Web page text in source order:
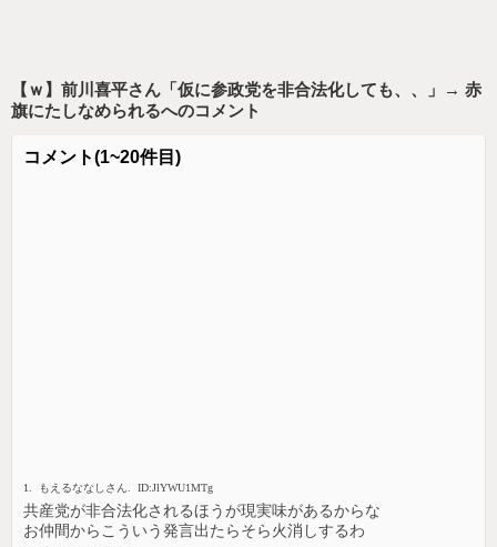
【ｗ】前川喜平さん「仮に参政党を非合法化しても、、」→ 赤
旗にたしなめられるへのコメント
コメント(1~20件目)
1. もえるななしさん. ID:JlYWU1MTg
共産党が非合法化されるほうが現実味があるからな
お仲間からこういう発言出たらそら火消しするわ